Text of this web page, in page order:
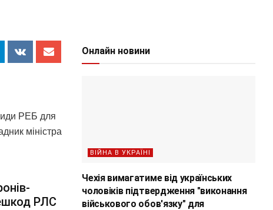
РЕБ для
міністра
РЛС
Онлайн новини
ВІЙНА В УКРАЇНІ
Чехія вимагатиме від українських
чоловіків підтвердження "виконання
військового обов'язку" для